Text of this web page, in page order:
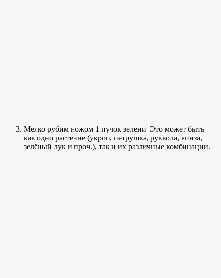
Мелко рубим ножом 1 пучок зелени. Это может быть
как одно растение (укроп, петрушка, руккола, кинза,
зелёный лук и проч.), так и их различные комбинации.